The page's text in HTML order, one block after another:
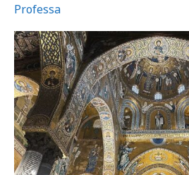
Professa